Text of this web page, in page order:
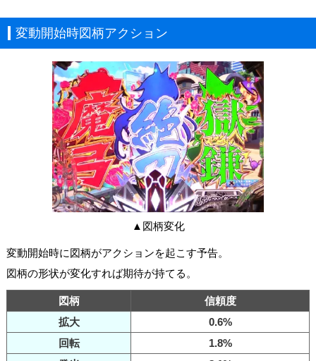
変動開始時図柄アクション
▲図柄変化
変動開始時に図柄がアクションを起こす予告。
図柄の形状が変化すれば期待が持てる。
図柄
信頼度
拡大
0.6%
回転
1.8%